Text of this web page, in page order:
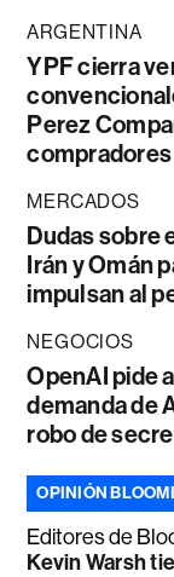
ARGENTINA
YPF cierra
Perez
compradores
MERCADOS
Dudas sobre
Irán y Omán
impulsan al
NEGOCIOS
OpenAI pide
demanda de
robo de
OPINIÓN
Editores de
Kevin Warsh